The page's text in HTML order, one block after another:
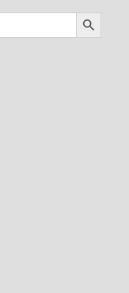
Search Button